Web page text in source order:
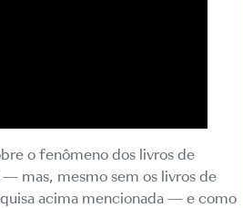
o fenômeno dos livros de
mas, mesmo sem os livros de
acima mencionada — e como